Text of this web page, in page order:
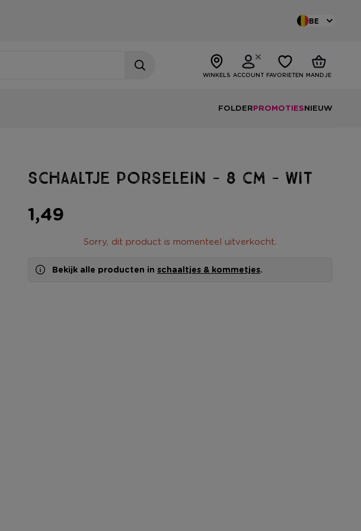
BE
WINKELS ACCOUNT FAVORIETEN MANDJE
FOLDERPROMOTIESNIEUW
Schaaltje porselein - 8 cm - wit
1,49
Sorry, dit product is momenteel uitverkocht.
Bekijk alle producten in schaaltjes & kommetjes.